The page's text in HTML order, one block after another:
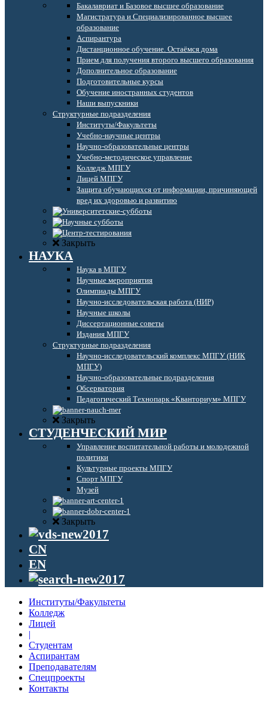
Бакалавриат и Базовое высшее образование
Магистратура и Специализированное высшее
образование
Аспирантура
Дистанционное обучение. Остаёмся дома
Прием для получения второго высшего образования
Дополнительное образование
Подготовительные курсы
Обучение иностранных студентов
Наши выпускники
Структурные подразделения
Институты/Факультеты
Учебно-научные центры
Научно-образовательные центры
Учебно-методическое управление
Колледж МПГУ
Лицей МПГУ
Защита обучающихся от информации, причиняющей
вред их здоровью и развитию
Закрыть
НАУКА
Наука в МПГУ
Научные мероприятия
Олимпиады МПГУ
Научно-исследовательская работа (НИР)
Научные школы
Диссертационные советы
Издания МПГУ
Структурные подразделения
Научно-исследовательский комплекс МПГУ (НИК
МПГУ)
Научно-образовательные подразделения
Обсерватория
Педагогический Технопарк «Кванториум» МПГУ
Закрыть
СТУДЕНЧЕСКИЙ МИР
Управление воспитательной работы и молодежной
политики
Культурные проекты МПГУ
Спорт МПГУ
Музей
Закрыть
CN
EN
Институты/Факультеты
Колледж
Лицей
|
Студентам
Аспирантам
Преподавателям
Спецпроекты
Контакты